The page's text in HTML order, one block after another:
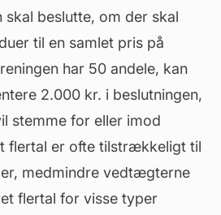
beslutte, om der skal
til en samlet pris på
har 50 andele, kan
2.000 kr. i beslutningen,
stemme for eller imod
flertal er ofte tilstrækkeligt til
medmindre vedtægterne
flertal for visse typer